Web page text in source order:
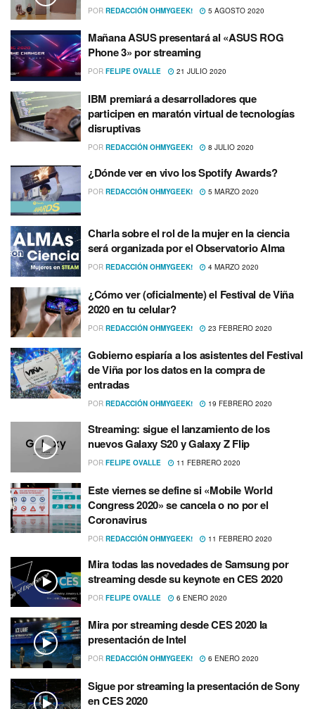
POR REDACCIÓN OHMYGEEK! 5 AGOSTO 2020
Mañana ASUS presentará al «ASUS ROG
Phone 3» por streaming
POR FELIPE OVALLE 21 JULIO 2020
IBM premiará a desarrolladores que
participen en maratón virtual de tecnologí­as
disruptivas
POR REDACCIÓN OHMYGEEK! 8 JULIO 2020
¿Dónde ver en vivo los Spotify Awards?
POR REDACCIÓN OHMYGEEK! 5 MARZO 2020
Charla sobre el rol de la mujer en la ciencia
será organizada por el Observatorio Alma
POR REDACCIÓN OHMYGEEK! 4 MARZO 2020
¿Cómo ver (oficialmente) el Festival de Viña
2020 en tu celular?
POR REDACCIÓN OHMYGEEK! 23 FEBRERO 2020
Gobierno espiarí­a a los asistentes del Festival
de Viña por los datos en la compra de
entradas
POR REDACCIÓN OHMYGEEK! 19 FEBRERO 2020
Streaming: sigue el lanzamiento de los
nuevos Galaxy S20 y Galaxy Z Flip
POR FELIPE OVALLE 11 FEBRERO 2020
Este viernes se define si «Mobile World
Congress 2020» se cancela o no por el
Coronavirus
POR REDACCIÓN OHMYGEEK! 11 FEBRERO 2020
Mira todas las novedades de Samsung por
streaming desde su keynote en CES 2020
POR FELIPE OVALLE 6 ENERO 2020
Mira por streaming desde CES 2020 la
presentación de Intel
POR REDACCIÓN OHMYGEEK! 6 ENERO 2020
Sigue por streaming la presentación de Sony
en CES 2020